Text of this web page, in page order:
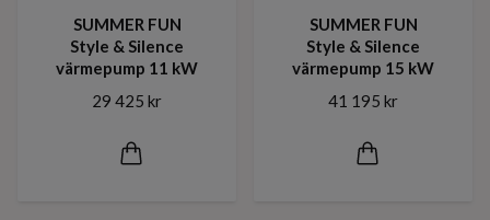
SUMMER FUN
Style & Silence
värmepump 11 kW
29 425 kr
SUMMER FUN
Style & Silence
värmepump 15 kW
41 195 kr